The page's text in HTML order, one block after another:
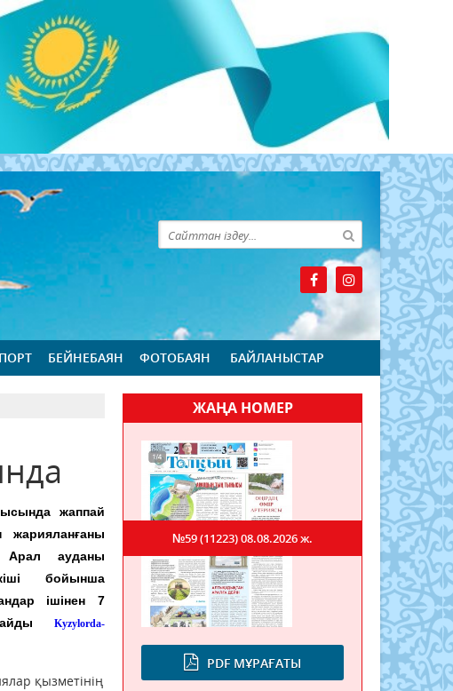
БЕЙНЕБАЯН ФОТОБАЯН БАЙЛАНЫСТАР
жаппай
жарияланғаны
Арал ауданы
бойынша
ішінен 7
Kyzylorda-
қызметінің
ЖАҢА НОМЕР
PDF МҰРАҒАТЫ
№59 (11223)08.08.2026 ж.